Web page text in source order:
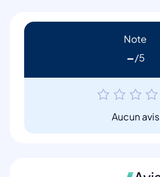
Note
-
Aucun avis